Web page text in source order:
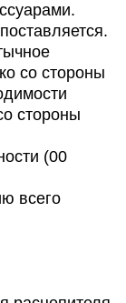
со стороны
стороны
(00
всего